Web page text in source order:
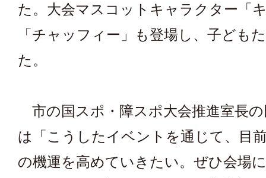
た。大会マスコットキャラクター「
「チャッフィー」も登場し、子ども
た。
市の国スポ・障スポ大会推進室長
は「こうしたイベントを通じて、目
の機運を高めていきたい。ぜひ会場